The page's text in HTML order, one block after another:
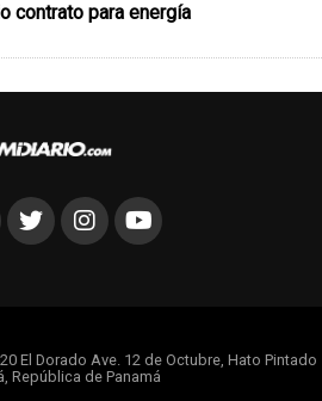
contrato para energía
El Dorado Ave. 12 de Octubre, Hato Pintado
República de Panamá